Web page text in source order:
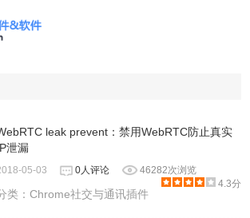
leak prevent：禁用WebRTC防止真实
泄漏
05-03 0人评论
46282次浏览
4.3分
类：Chrome社交与通讯插件